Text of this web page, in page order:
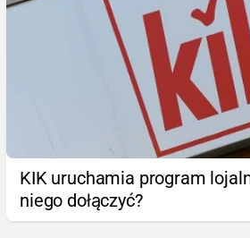
KIK uruchamia program
niego dołączyć?